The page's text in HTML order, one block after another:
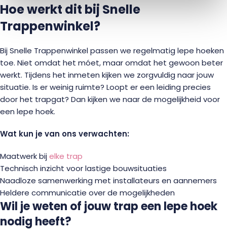
Hoe werkt dit bij Snelle
Trappenwinkel?
Bij Snelle Trappenwinkel passen we regelmatig lepe hoeken
toe. Niet omdat het móet, maar omdat het gewoon beter
werkt. Tijdens het inmeten kijken we zorgvuldig naar jouw
situatie. Is er weinig ruimte? Loopt er een leiding precies
door het trapgat? Dan kijken we naar de mogelijkheid voor
een lepe hoek.
Wat kun je van ons verwachten:
Maatwerk bijelke trap
Technisch inzicht voor lastige bouwsituaties
Naadloze samenwerking met installateurs en aannemers
Heldere communicatie over de mogelijkheden
Wil je weten of jouw trap een lepe hoek
nodig heeft?